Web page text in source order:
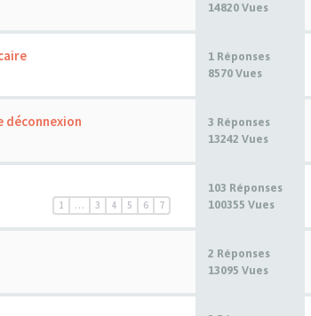
14820 Vues
1 Réponses
8570 Vues
déconnexion
3 Réponses
13242 Vues
1 … 3 4 5 6 7
103 Réponses
100355 Vues
2 Réponses
13095 Vues